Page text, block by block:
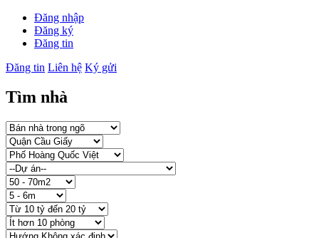
Đăng nhập
Đăng ký
Đăng tin
Đăng tin Liên hệ Ký gửi
Tìm nhà